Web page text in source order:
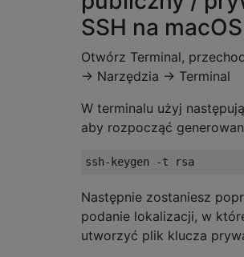
SSH na macOS
Otwórz Terminal,
-> Narzędzia -> Terminal
W terminalu użyj
aby rozpocząć
ssh-keygen -t rsa
Następnie zostaniesz
podanie lokalizacji, w
utworzyć plik klucza